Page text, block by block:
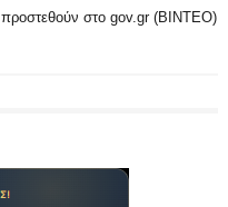
προστεθούν στο gov.gr (ΒΙΝΤΕΟ)